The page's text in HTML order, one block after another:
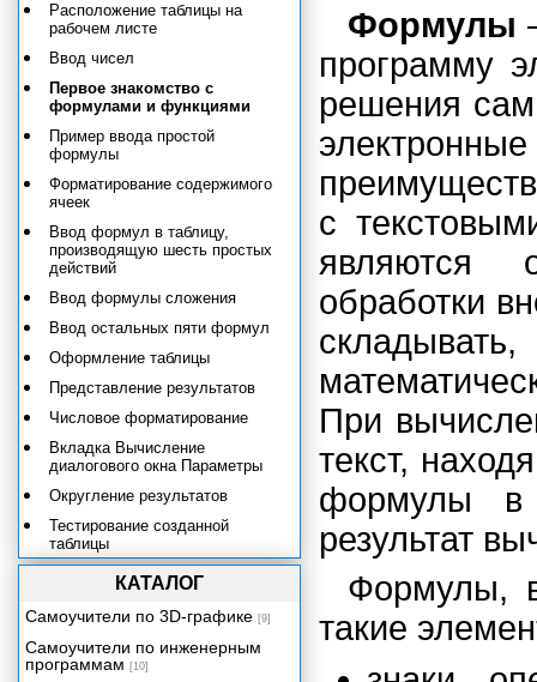
Формулы
программу
решения
с
являются
обработки
При
текст,
формулы в
результат
Формулы,
такие
Расположение таблицы на
рабочем листе
Ввод чисел
Первое знакомство с
формулами и функциями
Пример ввода простой
формулы
Форматирование содержимого
ячеек
Ввод формул в таблицу,
производящую шесть простых
действий
Ввод формулы сложения
Ввод остальных пяти формул
Оформление таблицы
Представление результатов
Числовое форматирование
Вкладка Вычисление
диалогового окна Параметры
Округление результатов
Тестирование созданной
таблицы
Практическое применение
полученных знаний. Расчет
НДС.
прибыли
КАТАЛОГ
Самоучители по 3D-графике [9]
Самоучители по инженерным
программам [10]